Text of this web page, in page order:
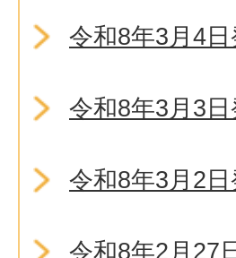
令和8年3月4日
令和8年3月3日
令和8年3月2日
令和8年2月27